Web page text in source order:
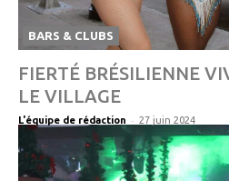
BARS & CLUBS
FIERTÉ BRÉSILIENNE
LE VILLAGE
L'équipe de rédaction - 27 juin 2024